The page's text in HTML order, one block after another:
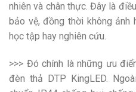
nhiên và chân thực. Đây là
bảo vệ, đồng thời không ảnh
học tập hay nghiên cứu.
>>> Đó chính là những ưu
đèn thả DTP KingLED.